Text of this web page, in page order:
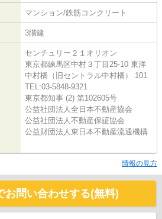
マンション/鉄筋コンクリート
3階建
センチュリー２１オリオン
東京都練馬区中村３丁目25-10 東洋
中村橋（旧セントラル中村橋） 101
TEL:03-5848-9321
東京都知事 (2) 第102605号
公益社団法人全日本不動産協会
公益社団法人不動産保証協会
公益財団法人東日本不動産流通機構
情報の見方
お問い合わせする(無料)